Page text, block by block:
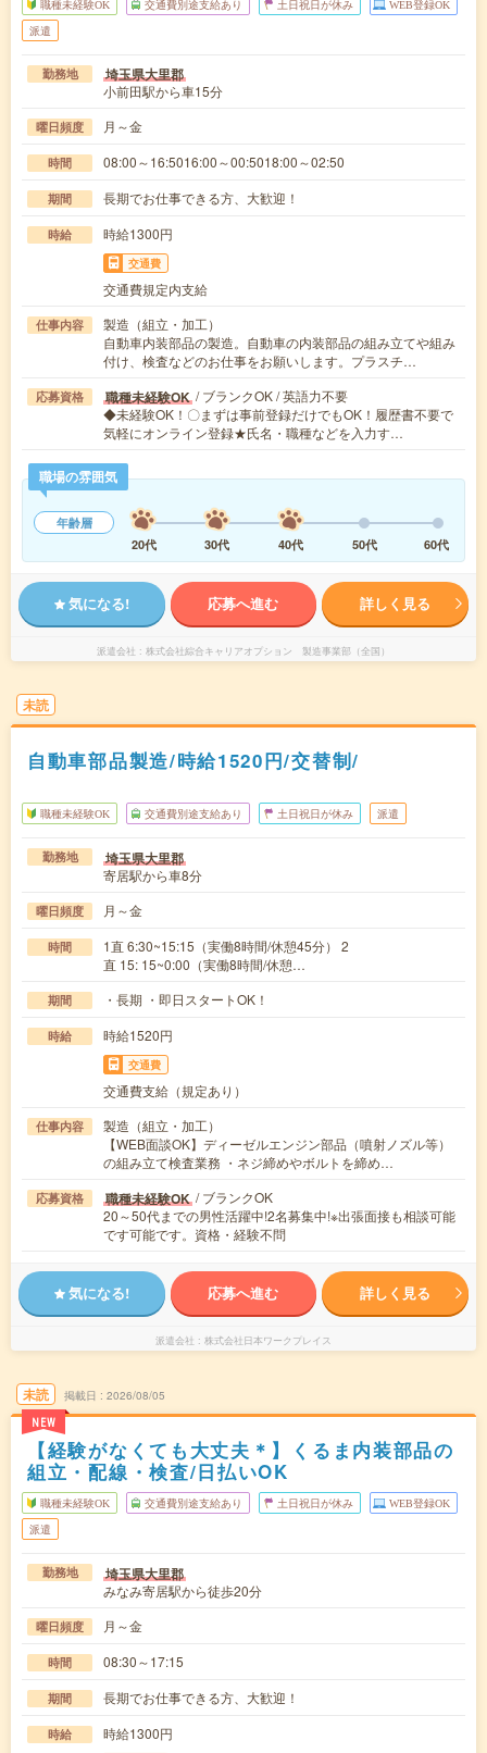
職種未経験OK 交通費別途支給あり 土日祝日が休み WEB登録OK
派遣
勤務地 埼玉県大里郡
小前田駅から車15分
曜日頻度 月～金
時間 08:00～16:5016:00～00:5018:00～02:50
期間 長期でお仕事できる方、大歓迎！
時給 時給1300円
交通費
交通費規定内支給
仕事内容
製造（組立・加工）
自動車内装部品の製造。自動車の内装部品の組み立てや組み
付け、検査などのお仕事をお願いします。プラスチ…
応募資格 職種未経験OK / ブランクOK / 英語力不要
◆未経験OK！〇まずは事前登録だけでもOK！履歴書不要で
気軽にオンライン登録★氏名・職種などを入力す…
職場の雰囲気
年齢層
20代
30代 40代 50代 60代
気になる! 応募へ進む 詳しく見る
派遣会社 株式会社綜合キャリアオプション 製造事業部（全国）
未読
自動車部品製造/時給1520円/交替制/
職種未経験OK 交通費別途支給あり 土日祝日が休み 派遣
勤務地 埼玉県大里郡
寄居駅から車8分
曜日頻度 月～金
時間
1直 6:30~15:15（実働8時間/休憩45分） 2
直 15: 15~0:00（実働8時間/休憩…
期間 ・長期 ・即日スタートOK！
時給 時給1520円
交通費
交通費支給（規定あり）
仕事内容
製造（組立・加工）
【WEB面談OK】ディーゼルエンジン部品（噴射ノズル等）
の組み立て検査業務 ・ネジ締めやボルトを締め…
応募資格 職種未経験OK / ブランクOK
20～50代までの男性活躍中!2名募集中!※出張面接も相談可能
です可能です。資格・経験不問
気になる! 応募へ進む 詳しく見る
派遣会社 株式会社日本ワークプレイス
未読
NEW
掲載日 2026/08/05
【経験がなくても大丈夫＊】くるま内装部品の
組立・配線・検査/日払いOK
職種未経験OK 交通費別途支給あり 土日祝日が休み WEB登録OK
派遣
勤務地 埼玉県大里郡
みなみ寄居駅から徒歩20分
曜日頻度 月～金
時間 08:30～17:15
期間 長期でお仕事できる方、大歓迎！
時給 時給1300円